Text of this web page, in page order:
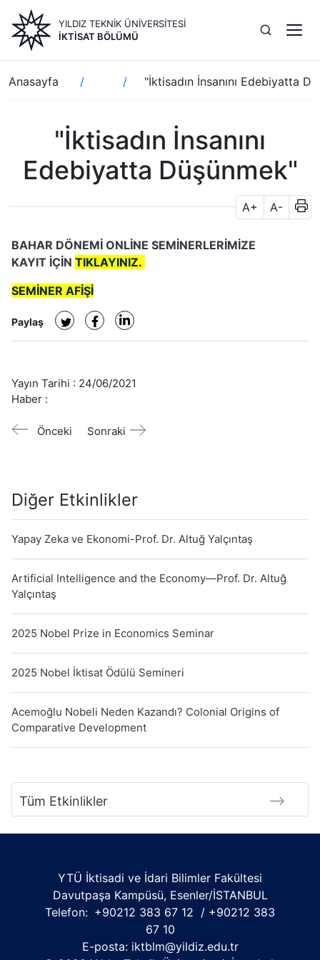
içeriğe
atla
YILDIZ TEKNİK ÜNİVERSİTESİ
İKTISAT BÖLÜMÜ
Sayfa
yolu
Anasayfa "İktisadın İnsanını Edebiyatta
"İktisadın İnsanını
Edebiyatta Düşünmek"
A+ A-
BAHAR DÖNEMİ ONLİNE SEMİNERLERİMİZE
KAYIT İÇİN TIKLAYINIZ.
SEMİNER AFİŞİ
Paylaş
Yayın Tarihi : 24/06/2021
Haber :
Önceki Sonraki
Diğer Etkinlikler
Yapay Zeka ve Ekonomi-Prof. Dr. Altuğ Yalçıntaş
Artificial Intelligence and the Economy—Prof. Dr. Altuğ
Yalçıntaş
2025 Nobel Prize in Economics Seminar
2025 Nobel İktisat Ödülü Semineri
Acemoğlu Nobeli Neden Kazandı? Colonial Origins of
Comparative Development
Tüm Etkinlikler
YTÜ İktisadi ve İdari Bilimler Fakültesi
Davutpaşa Kampüsü, Esenler/İSTANBUL
Telefon: +90212 383 67 12 / +90212 383
67 10
E-posta: iktblm@yildiz.edu.tr